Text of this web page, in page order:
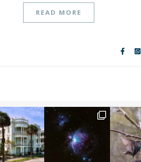
READ MORE